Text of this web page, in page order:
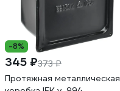
-8%
345 ₽373 ₽
Протяжная металлическая